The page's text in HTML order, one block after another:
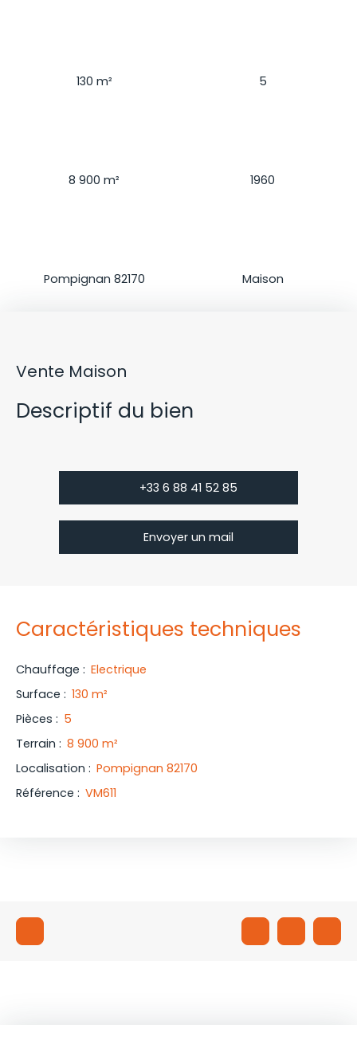
130 m²
5
8 900m²
1960
Pompignan 82170
Maison
Vente Maison
Descriptif du bien
+33 6 88 41 52 85
Envoyer un mail
Caractéristiques techniques
Chauffage : Electrique
Surface : 130 m²
Pièces : 5
Terrain : 8 900 m²
Localisation : Pompignan 82170
Référence : VM611